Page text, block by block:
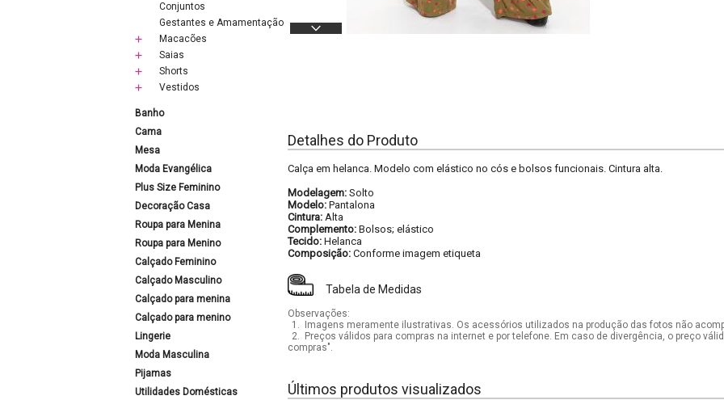
Conjuntos
Gestantes e Amamentação
Macacões
Saias
Shorts
Vestidos
Banho
Cama
Mesa
Moda Evangélica
Plus Size Feminino
Decoração Casa
Roupa para Menina
Roupa para Menino
Calçado Feminino
Calçado Masculino
Calçado para menina
Calçado para menino
Lingerie
Moda Masculina
Pijamas
Utilidades Domésticas
Detalhes do Produto
Calça em helanca. Modelo com elástico no cós e bolsos funcionais. Cintura alta.
Modelagem: Solto
Modelo: Pantalona
Cintura: Alta
Complemento: Bolsos; elástico
Tecido: Helanca
Composição: Conforme imagem etiqueta
Tabela de Medidas
Observações:
1.
Imagens meramente ilustrativas. Os acessórios utilizados na produção das fotos não
2.
Preços válidos para compras na internet e por telefone. Em caso de divergência, o preço
compras".
Últimos produtos visualizados